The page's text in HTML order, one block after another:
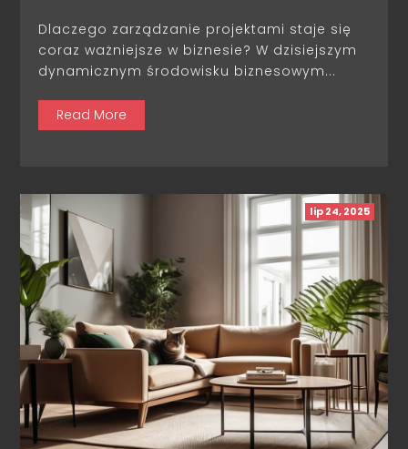
Dlaczego zarządzanie projektami staje się
coraz ważniejsze w biznesie? W dzisiejszym
dynamicznym środowisku biznesowym...
Read More
lip 24, 2025